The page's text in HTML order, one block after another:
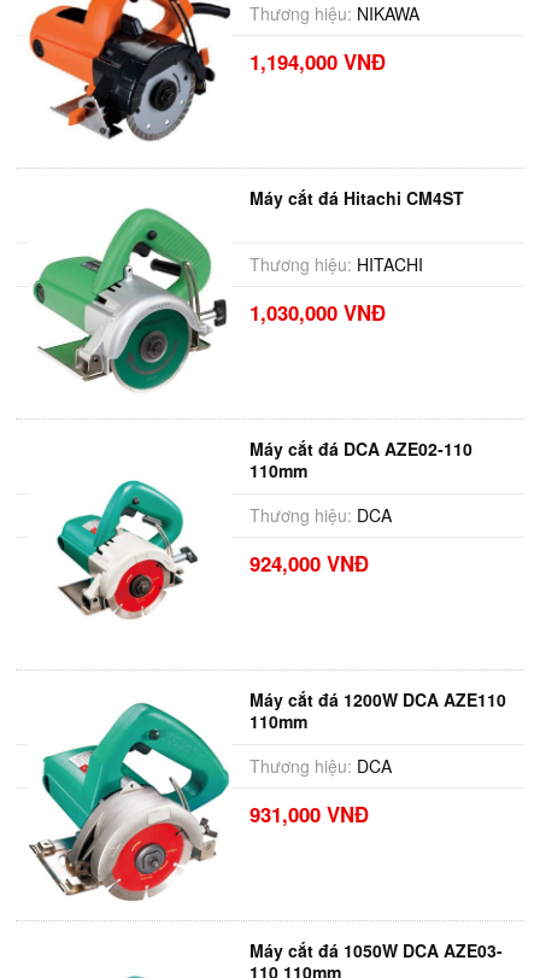
Thương hiệu: NIKAWA
1,194,000 VNĐ
Máy cắt đá Hitachi CM4ST
Thương hiệu: HITACHI
1,030,000 VNĐ
Máy cắt đá DCA AZE02-110
110mm
Thương hiệu: DCA
924,000 VNĐ
Máy cắt đá 1200W DCA AZE110
110mm
Thương hiệu: DCA
931,000 VNĐ
Máy cắt đá 1050W DCA AZE03-
110 110mm